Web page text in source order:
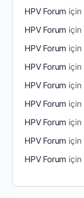
HPV Forum için
HPV Forum için
HPV Forum için
HPV Forum için
HPV Forum için
HPV Forum için
HPV Forum için
HPV Forum için
HPV Forum için